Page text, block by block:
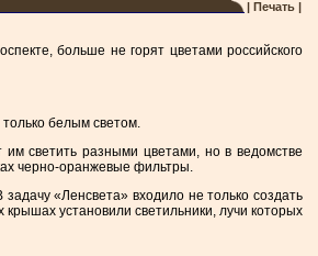
| Печать |
больше не горят цветами российского
белым светом.
светить разными цветами, но в ведомстве
черно-оранжевые фильтры.
«Ленсвета» входило не только создать
установили светильники, лучи которых